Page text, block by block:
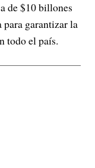
de $10 billones
para garantizar la
todo el país.